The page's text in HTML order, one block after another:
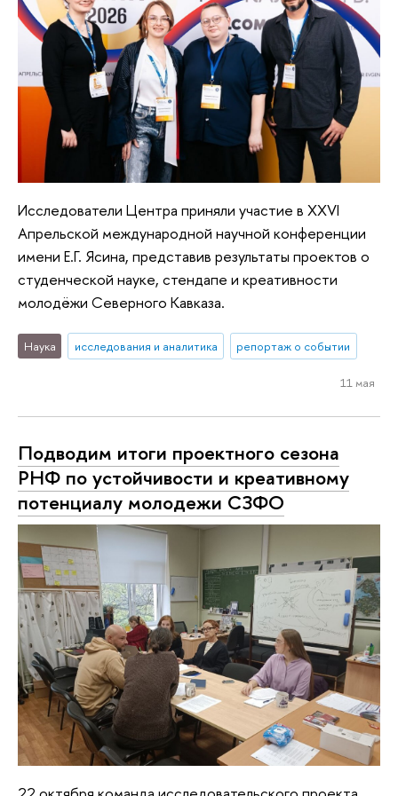
Исследователи Центра приняли участие в XXVI
Апрельской международной научной конференции
имени Е.Г. Ясина, представив результаты проектов о
студенческой науке, стендапе и креативности
молодёжи Северного Кавказа.
Наука исследования и аналитика репортаж о событии
11 мая
Подводим итоги проектного сезона
РНФ по устойчивости и креативному
потенциалу молодежи СЗФО